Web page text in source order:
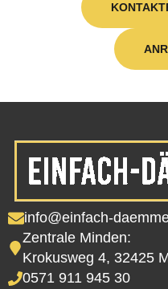
info@einfach-
Zentrale Minden:
Krokusweg 4, 32425
0571 911 945 30